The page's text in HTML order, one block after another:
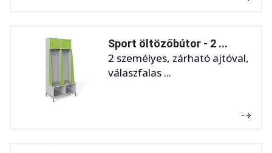
Sport öltözőbútor - 2 ...
2 személyes, zárható ajtóval,
válaszfalas ...